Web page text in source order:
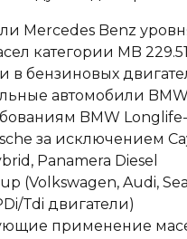
Mercedes Benz
категории MB
в бензиновых
автомобили
BMW
за исключением
Panamera Diesel
(Volkswagen, Audi,
Tdi двигатели)
применение